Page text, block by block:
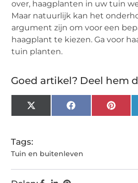
over, haagplanten in uw tuin
Maar natuurlijk kan het
argument zijn om voor een
haagplant te kiezen. Ga voor
tuin planten.
Goed artikel? Deel hem
X
(Twitter)
Facebook
Tags:
Tuin en buitenleven